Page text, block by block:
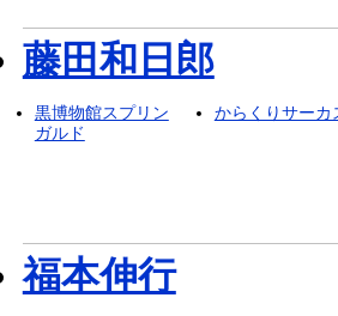
藤田和日郎
黒博物館スプリン
ガルド
からくりサーカ
福本伸行